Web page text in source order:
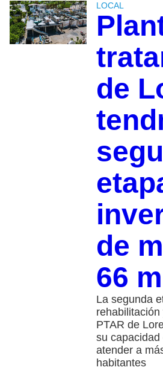
LOCAL
de
de
66
La segunda
PTAR de
su
atender a
habitantes